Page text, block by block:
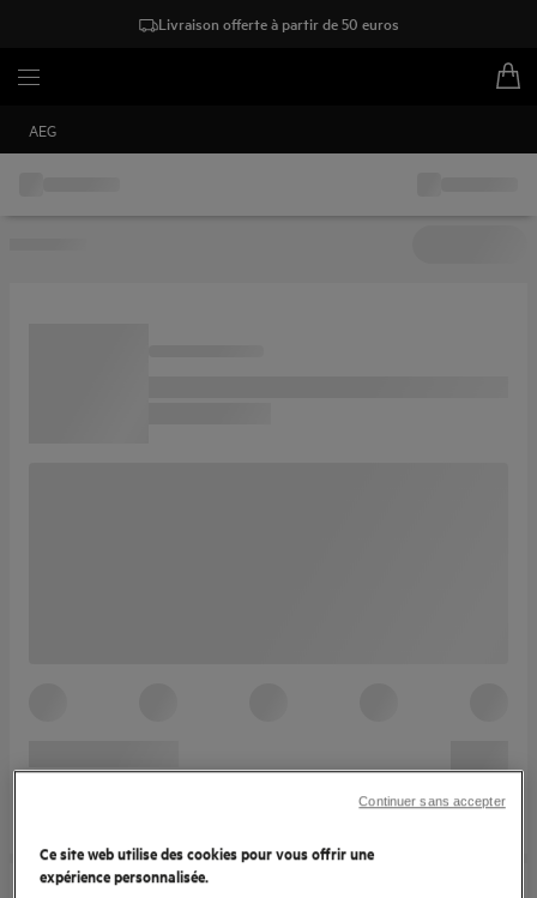
Livraison offerte à partir de 50 euros
AEG
Ce site web utilise des cookies pour vous offrir une
expérience personnalisée.
Continuer sans accepter